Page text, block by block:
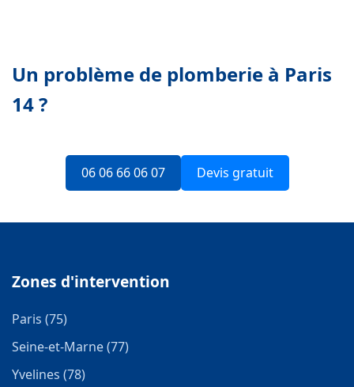
Un problème de plomberie à Paris
14 ?
06 06 66 06 07 Devis gratuit
Zones d'intervention
Paris (75)
Seine-et-Marne (77)
Yvelines (78)